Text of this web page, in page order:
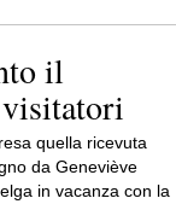
il
quella ricevuta
da Geneviève
in vacanza con la